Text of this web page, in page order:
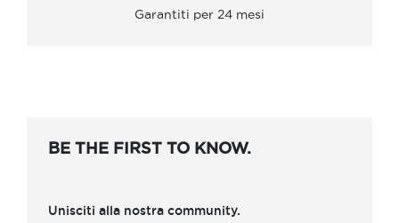
Garantiti per 24 mesi
BE THE FIRST TO KNOW.
Unisciti alla nostra community.